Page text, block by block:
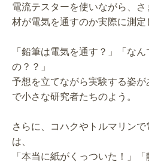
電流テスターを使いながら、
材が電気を通すのか実際に測定
「鉛筆は電気を通す？」「な
の？？」
予想を立てながら実験する姿
で小さな研究者たちのよう。
さらに、コハクやトルマリン
は、
「本当に紙がくっついた！」